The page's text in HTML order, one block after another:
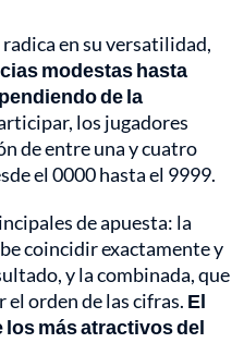
en su versatilidad,
modestas hasta
de la
los jugadores
de entre una y cuatro
el 0000 hasta el 9999.
de apuesta: la
coincidir exactamente y
y la combinada, que
orden de las cifras. El
los más atractivos del